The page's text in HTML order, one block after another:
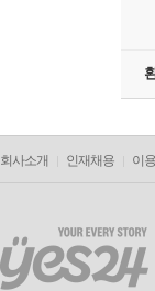
회사소개 인재채용 이